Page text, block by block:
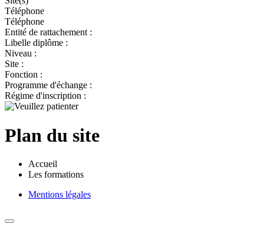
Téléphone
Téléphone
Entité de rattachement :
Libelle diplôme :
Niveau :
Site :
Fonction :
Programme d'échange :
Régime d'inscription :
Plan du site
Accueil
Les formations
Mentions légales